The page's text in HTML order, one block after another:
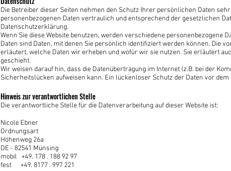
Die Betreiber dieser Seiten nehmen den Schutz Ihrer persönlichen Daten
personenbezogenen Daten vertraulich und entsprechend der gesetzlichen
Datenschutzerklärung.
Wenn Sie diese Website benutzen, werden verschiedene personenbezogene
Daten sind Daten, mit denen Sie persönlich identifiziert werden können. Die
erläutert, welche Daten wir erheben und wofür wir sie nutzen. Sie erläutert
geschieht.
Wir weisen darauf hin, dass die Datenübertragung im Internet (z.B. bei der
Sicherheitslücken aufweisen kann. Ein lückenloser Schutz der Daten vor
Hinweis zur verantwortlichen Stelle
Die verantwortliche Stelle für die Datenverarbeitung auf dieser Website ist:
Nicole Ebner
Ordnungsart
Höhenweg 26a
DE - 82541 Münsing
mobil +49. 178 . 188 92 97
fest +49. 8177 . 997 221